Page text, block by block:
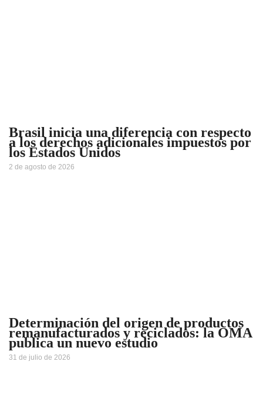
Brasil inicia una diferencia con respecto
a los derechos adicionales impuestos por
los Estados Unidos
2 de agosto de 2026
Determinación del origen de productos
remanufacturados y reciclados: la OMA
publica un nuevo estudio
31 de julio de 2026